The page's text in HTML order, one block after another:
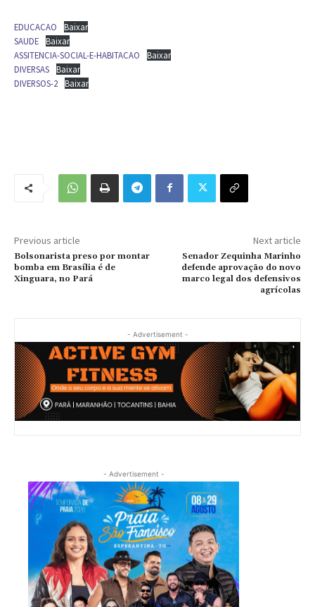
EDUCACAO
Baixar
SAUDE
Baixar
ASSITENCIA-SOCIAL-E-HABITACAO
Baixar
DIVERSAS
Baixar
DIVERSOS-2
Baixar
Previous article
Bolsonarista preso por montar
bomba em Brasília é de
Xinguara, no Pará
Next article
Senador Zequinha Marinho
defende aprovação do novo
marco legal dos defensivos
agrícolas
- Advertisement -
- Advertisement -